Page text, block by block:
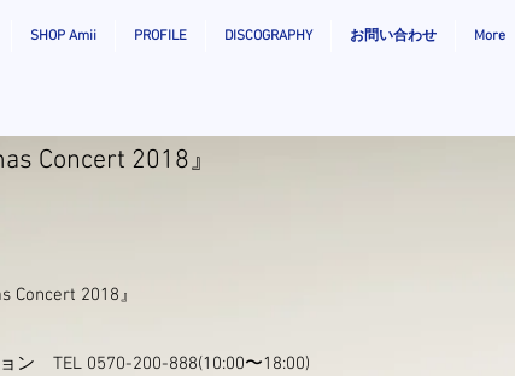
SHOP Amii PROFILE DISCOGRAPHY お問い合わせ More
Concert 2018』
Concert 2018』
ン TEL 0570-200-888(10:00〜18:00)